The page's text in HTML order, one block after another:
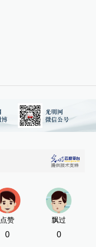
点赞
0
飘过
0